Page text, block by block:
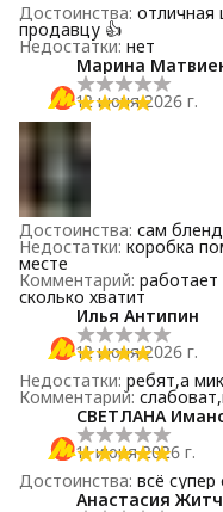
Достоинства: отличная
продавцу 👍
Недостатки: нет
Марина
12 июня 2026 г.
Достоинства: сам
Недостатки: коробка
месте
Комментарий:
сколько хватит
Илья Антипин
12 июня 2026 г.
Недостатки: ребят,а
Комментарий:
СВЕТЛАНА
11 июня 2026 г.
Достоинства: всё
Анастасия